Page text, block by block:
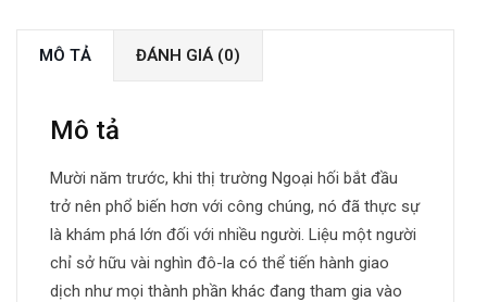
MÔ TẢ ĐÁNH GIÁ (0)
Mô tả
Mười năm trước, khi thị trường Ngoại hối bắt đầu
trở nên phổ biến hơn với công chúng, nó đã thực sự
là khám phá lớn đối với nhiều người. Liệu một người
chỉ sở hữu vài nghìn đô-la có thể tiến hành giao
dịch như mọi thành phần khác đang tham gia vào